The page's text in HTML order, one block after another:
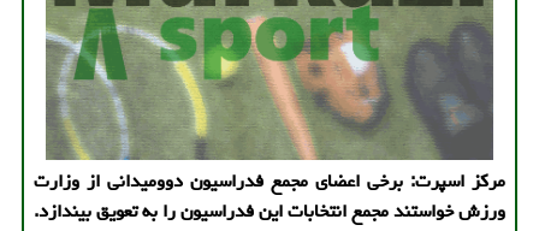
مركز اسپرت: برخی اعضای مجمع فدراسیون دوومیدانی از وزارت
ورزش خواستند مجمع انتخابات این فدراسیون را به تعویق بیندازد.